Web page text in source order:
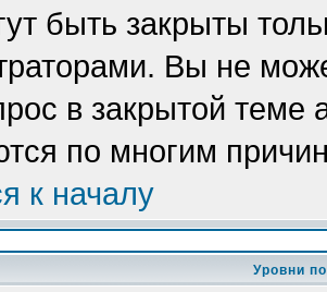
быть закрыты
Вы не
в закрытой теме
по многим
к началу
Уровни